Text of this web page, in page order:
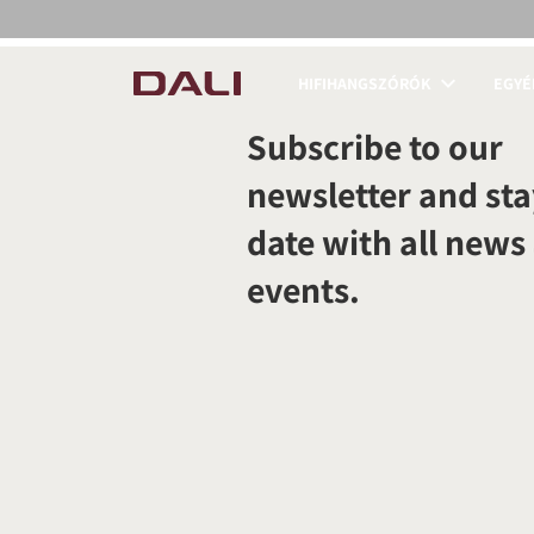
COMPARE PRODUCTS
Subscribe to our
newsletter and
date with all news
events.